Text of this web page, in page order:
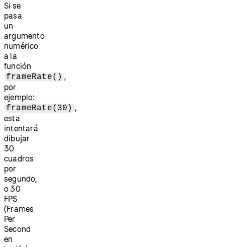
Si se
pasa
un
argumento
numérico
a la
función
frameRate() ,
por
ejemplo:
frameRate(30) ,
esta
intentará
dibujar
30
cuadros
por
segundo,
o 30
FPS
(Frames
Per
Second
en